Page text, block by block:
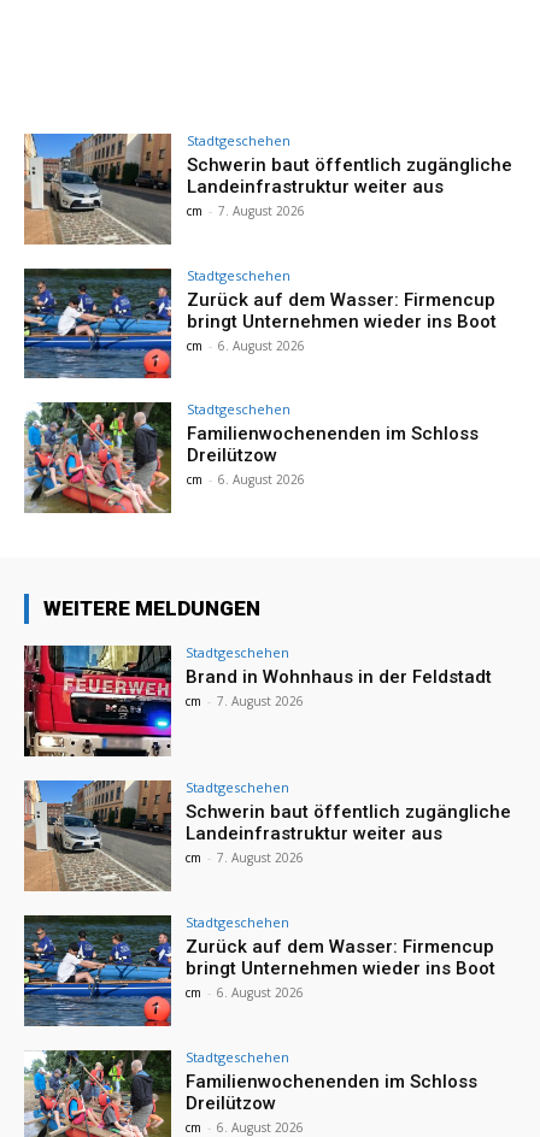
Stadtgeschehen
Schwerin baut öffentlich zugängliche
Landeinfrastruktur weiter aus
cm - 7. August 2026
Stadtgeschehen
Zurück auf dem Wasser: Firmencup
bringt Unternehmen wieder ins Boot
cm - 6. August 2026
Stadtgeschehen
Familienwochenenden im Schloss
Dreilützow
cm - 6. August 2026
WEITERE MELDUNGEN
Stadtgeschehen
Brand in Wohnhaus in der Feldstadt
cm - 7. August 2026
Stadtgeschehen
Schwerin baut öffentlich zugängliche
Landeinfrastruktur weiter aus
cm - 7. August 2026
Stadtgeschehen
Zurück auf dem Wasser: Firmencup
bringt Unternehmen wieder ins Boot
cm - 6. August 2026
Stadtgeschehen
Familienwochenenden im Schloss
Dreilützow
cm - 6. August 2026